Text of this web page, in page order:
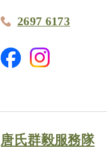
2697 6173
唐氏群毅服務隊